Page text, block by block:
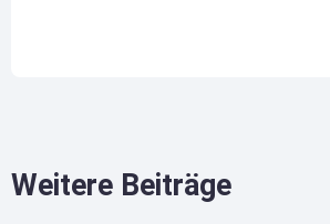
Weitere Beiträge